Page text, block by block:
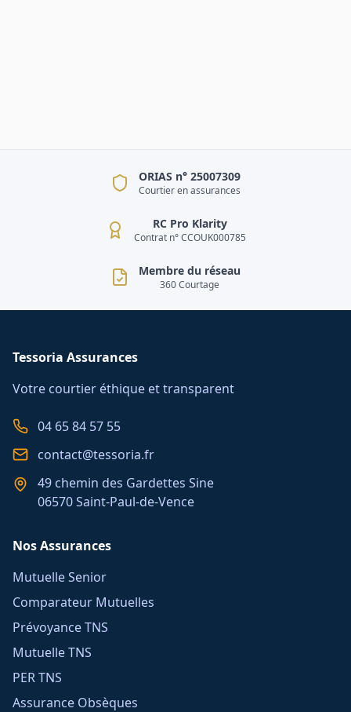
ORIAS n° 25007309
Courtier en assurances
RC Pro Klarity
Contrat n° CCOUK000785
Membre du réseau
360 Courtage
Tessoria Assurances
Votre courtier éthique et transparent
04 65 84 57 55
contact@tessoria.fr
49 chemin des Gardettes Sine
06570 Saint-Paul-de-Vence
Nos Assurances
Mutuelle Senior
Comparateur Mutuelles
Prévoyance TNS
Mutuelle TNS
PER TNS
Assurance Obsèques